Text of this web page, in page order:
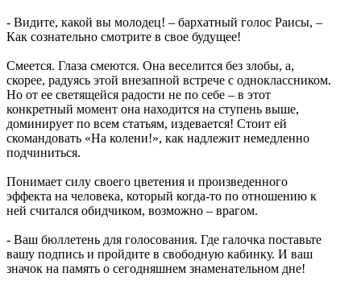
- Видите, какой вы молодец! – бархатный голос Раисы, –
Как сознательно смотрите в свое будущее!
Смеется. Глаза смеются. Она веселится без злобы, а,
скорее, радуясь этой внезапной встрече с одноклассником.
Но от ее светящейся радости не по себе – в этот
конкретный момент она находится на ступень выше,
доминирует по всем статьям, издевается! Стоит ей
скомандовать «На колени!», как надлежит немедленно
подчиниться.
Понимает силу своего цветения и произведенного
эффекта на человека, который когда-то по отношению к
ней считался обидчиком, возможно – врагом.
- Ваш бюллетень для голосования. Где галочка поставьте
вашу подпись и пройдите в свободную кабинку. И ваш
значок на память о сегодняшнем знаменательном дне!